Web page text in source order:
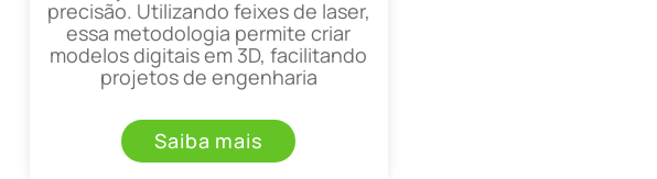
precisão. Utilizando feixes de laser,
essa metodologia permite criar
modelos digitais em 3D, facilitando
projetos de engenharia
Saiba mais